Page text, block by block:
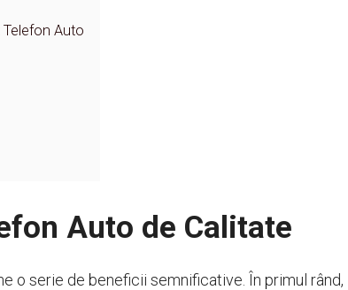
Auto
Auto de Calitate
o serie de beneficii semnificative. În primul rând,